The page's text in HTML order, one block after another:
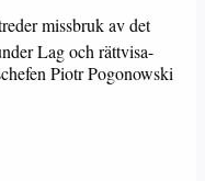
missbruk av det
Lag och rättvisa-
Piotr Pogonowski